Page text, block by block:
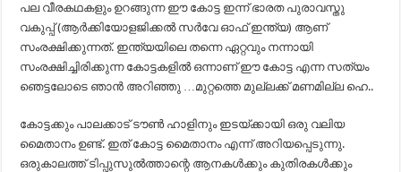
പല വീരകഥകളും ഉറങ്ങുന്ന ഈ കോട്ട ഇന്ന് ഭാരത പുരാവസ്തു
വകുപ്പ് (ആർക്കിയോളജിക്കൽ സർവേ ഓഫ് ഇന്ത്യ) ആണ്
സംരക്ഷിക്കുന്നത്. ഇന്ത്യയിലെ തന്നെ ഏറ്റവും നന്നായി
സംരക്ഷിച്ചിരിക്കുന്ന കോട്ടകളിൽ ഒന്നാണ് ഈ കോട്ട എന്ന സത്യം
ഞെട്ടലോടെ ഞാൻ അറിഞ്ഞു …മുറ്റത്തെ മുല്ലക്ക് മണമില്ല ഹെ..
കോട്ടക്കും പാലക്കാട് ടൗൺ ഹാളിനും ഇടയ്ക്കായി ഒരു വലിയ
മൈതാനം ഉണ്ട്. ഇത് കോട്ട മൈതാനം എന്ന് അറിയപ്പെടുന്നു.
ഒരുകാലത്ത് ടിപ്പുസുൽത്താന്റെ ആനകൾക്കും കുതിരകൾക്കും